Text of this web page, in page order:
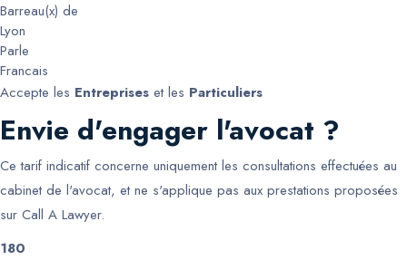
Barreau(x) de
Lyon
Parle
Francais
Accepte les Entreprises et les Particuliers
Envie d'engager l'avocat ?
Ce tarif indicatif concerne uniquement les consultations effectuées au
cabinet de l'avocat, et ne s'applique pas aux prestations proposées
sur Call A Lawyer.
180